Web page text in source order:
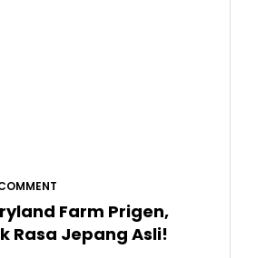
Farm Prigen,
Rasa Jepang Asli!